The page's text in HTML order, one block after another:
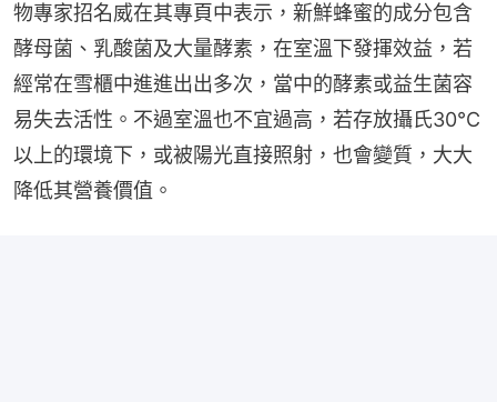
物專家招名威在其專頁中表示，新鮮蜂蜜的成分包含
酵母菌、乳酸菌及大量酵素，在室溫下發揮效益，若
經常在雪櫃中進進出出多次，當中的酵素或益生菌容
易失去活性。不過室溫也不宜過高，若存放攝氏30°C
以上的環境下，或被陽光直接照射，也會變質，大大
降低其營養價值。